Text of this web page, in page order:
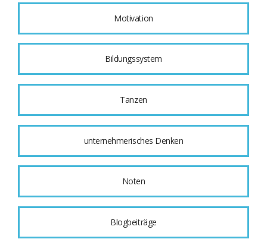
Motivation
Bildungssystem
Tanzen
unternehmerisches Denken
Noten
Blogbeiträge